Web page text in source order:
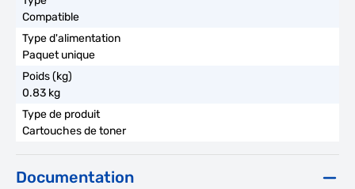
Compatible
Paquet unique
0.83 kg
Cartouches de toner
Documentation